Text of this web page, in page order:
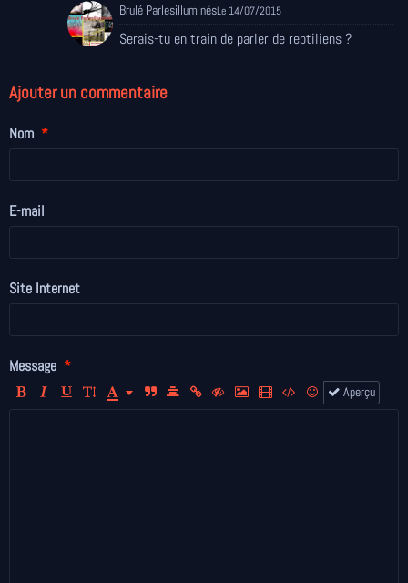
Brulé ParlesilluminésLe 14/07/2015
Serais-tu en train de parler de reptiliens ?
Ajouter un commentaire
Nom
E-mail
Site Internet
Message
Aperçu